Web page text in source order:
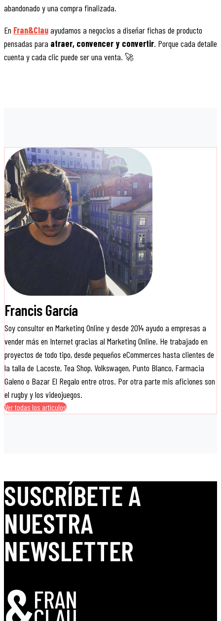
abandonado y una compra finalizada.
En Fran&Clauayudamos a negocios a diseñar fichas de producto
pensadas para atraer, convencer y convertir. Porque cada detalle
cuenta y cada clic puede ser una venta. 🚀
Francis García
Soy consultor en Marketing Online y desde 2014 ayudo a empresas a
vender más en Internet gracias al Marketing Online. He trabajado en
proyectos de todo tipo, desde pequeños eCommerces hasta clientes de
la talla de Lacoste, Tea Shop, Volkswagen, Punto Blanco, Farmacia
Galeno o Bazar El Regalo entre otros. Por otra parte mis aficiones son
el rugby y los videojuegos.
Ver todas los artículos
SUSCRÍBETE A
NUESTRA
NEWSLETTER